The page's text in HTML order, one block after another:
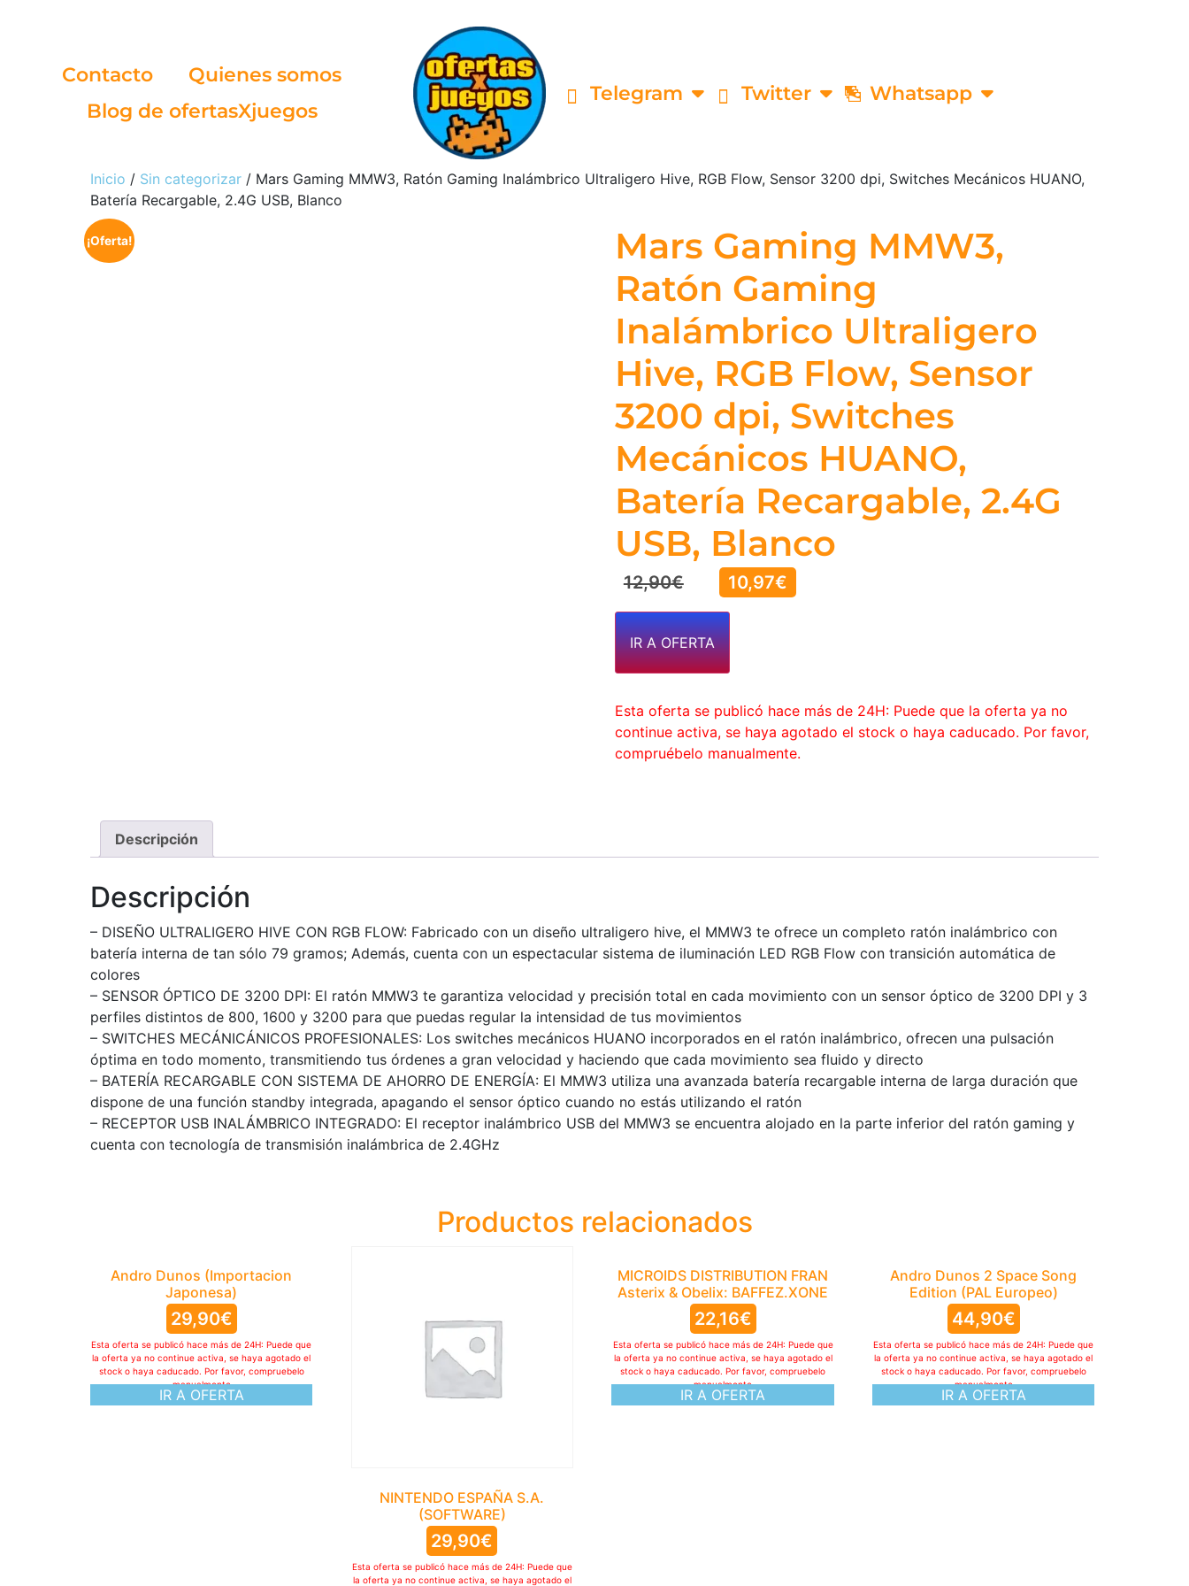
Contacto
Quienes somos
Blog de ofertasXjuegos
Telegram Twitter Whatsapp
Inicio / Sin categorizar / Mars Gaming MMW3, Ratón Gaming Inalámbrico Ultraligero Hive, RGB Flow, Sensor 3200 dpi, Switches Mecánicos HUANO,
Batería Recargable, 2.4G USB, Blanco
¡Oferta!
Mars Gaming MMW3,
Ratón Gaming
Inalámbrico Ultraligero
Hive, RGB Flow, Sensor
3200 dpi, Switches
Mecánicos HUANO,
Batería Recargable, 2.4G
USB, Blanco
12,90€ 10,97€
IR A OFERTA
Esta oferta se publicó hace más de 24H: Puede que la oferta ya no
continue activa, se haya agotado el stock o haya caducado. Por favor,
compruébelo manualmente.
Descripción
Descripción
– DISEÑO ULTRALIGERO HIVE CON RGB FLOW: Fabricado con un diseño ultraligero hive, el MMW3 te ofrece un completo ratón inalámbrico con
batería interna de tan sólo 79 gramos; Además, cuenta con un espectacular sistema de iluminación LED RGB Flow con transición automática de
colores
– SENSOR ÓPTICO DE 3200 DPI: El ratón MMW3 te garantiza velocidad y precisión total en cada movimiento con un sensor óptico de 3200 DPI y 3
perfiles distintos de 800, 1600 y 3200 para que puedas regular la intensidad de tus movimientos
– SWITCHES MECÁNICÁNICOS PROFESIONALES: Los switches mecánicos HUANO incorporados en el ratón inalámbrico, ofrecen una pulsación
óptima en todo momento, transmitiendo tus órdenes a gran velocidad y haciendo que cada movimiento sea fluido y directo
– BATERÍA RECARGABLE CON SISTEMA DE AHORRO DE ENERGÍA: El MMW3 utiliza una avanzada batería recargable interna de larga duración que
dispone de una función standby integrada, apagando el sensor óptico cuando no estás utilizando el ratón
– RECEPTOR USB INALÁMBRICO INTEGRADO: El receptor inalámbrico USB del MMW3 se encuentra alojado en la parte inferior del ratón gaming y
cuenta con tecnología de transmisión inalámbrica de 2.4GHz
Productos relacionados
Andro Dunos (Importacion
Japonesa)
29,90€
IR A OFERTA
Esta oferta se publicó hace más de 24H: Puede que
la oferta ya no continue activa, se haya agotado el
stock o haya caducado. Por favor, compruebelo
manualmente
NINTENDO ESPAÑA S.A.
(SOFTWARE)
29,90€
Esta oferta se publicó hace más de 24H: Puede que
la oferta ya no continue activa, se haya agotado el
MICROIDS DISTRIBUTION FRAN
Asterix & Obelix: BAFFEZ.XONE
22,16€
IR A OFERTA
Esta oferta se publicó hace más de 24H: Puede que
la oferta ya no continue activa, se haya agotado el
stock o haya caducado. Por favor, compruebelo
manualmente
Andro Dunos 2 Space Song
Edition (PAL Europeo)
44,90€
IR A OFERTA
Esta oferta se publicó hace más de 24H: Puede que
la oferta ya no continue activa, se haya agotado el
stock o haya caducado. Por favor, compruebelo
manualmente